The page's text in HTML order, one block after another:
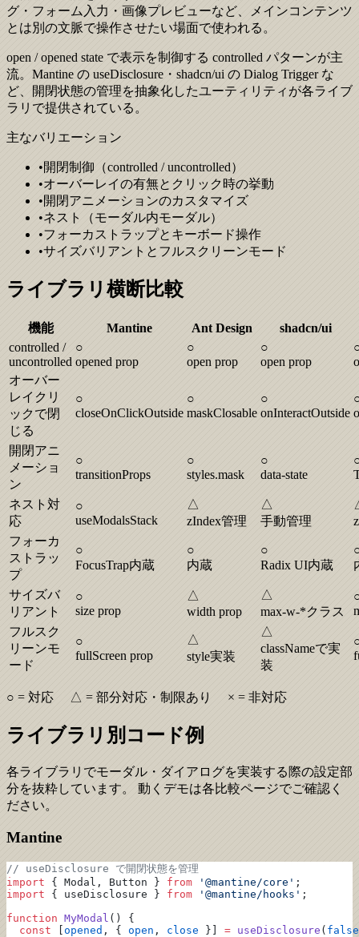
グ・フォーム入力・画像プレビューなど、メインコンテンツ
とは別の文脈で操作させたい場面で使われる。
open / opened state で表示を制御する controlled パターンが主
流。Mantine の useDisclosure・shadcn/ui の Dialog Trigger な
ど、開閉状態の管理を抽象化したユーティリティが各ライブ
ラリで提供されている。
主なバリエーション
•開閉制御（controlled / uncontrolled）
•オーバーレイの有無とクリック時の挙動
•開閉アニメーションのカスタマイズ
•ネスト（モーダル内モーダル）
•フォーカストラップとキーボード操作
•サイズバリアントとフルスクリーンモード
ライブラリ横断比較
機能 Mantine Ant Design
shadcn/ui
controlled /
uncontrolled
○
opened prop
○
open prop
○
open prop
オーバー
レイクリ
ックで閉
じる
○
closeOnClickOutside
○
maskClosable
○
onInteractOutside
開閉アニ
メーショ
ン
○
transitionProps
○
styles.mask
○
data-state
ネスト対
応
○
useModalsStack
△
zIndex管理
△
手動管理
フォーカ
ストラッ
プ
○
FocusTrap内蔵
○
内蔵
○
Radix UI内蔵
サイズバ
リアント
○
size prop
△
width prop
△
max-w-*クラス
フルスク
リーンモ
ード
○
fullScreen prop
△
style実装
△
classNameで実
装
○ = 対応 △ = 部分対応・制限あり × = 非対応
ライブラリ別コード例
各ライブラリでモーダル・ダイアログを実装する際の設定部
分を抜粋しています。 動くデモは各比較ページでご確認く
ださい。
Mantine
// useDisclosure で開閉状態を管理
import { Modal, Button } from '@mantine/core' ;
import { useDisclosure } from '@mantine/hooks' ;
function MyModal () {
  const
opened , { open , close }] = useDisclosure ( false